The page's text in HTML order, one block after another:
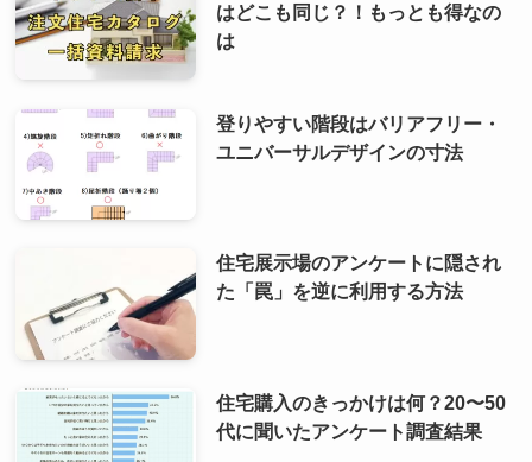
はどこも同じ？！もっとも得なの
は
登りやすい階段はバリアフリー・
ユニバーサルデザインの寸法
住宅展示場のアンケートに隠され
た「罠」を逆に利用する方法
住宅購入のきっかけは何？20〜50
代に聞いたアンケート調査結果